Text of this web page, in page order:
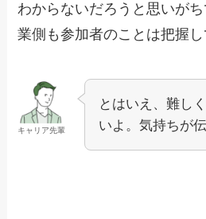
わからないだろうと思いが
業側も参加者のことは把握し
キャリア先輩
とはいえ、難し
いよ。気持ちが